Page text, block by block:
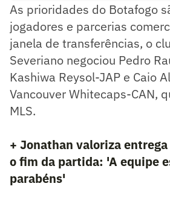
As prioridades do Botafogo
jogadores e parcerias
janela de transferências, o
Severiano negociou Pedro
Kashiwa Reysol-JAP e Caio
Vancouver Whitecaps-CAN,
MLS.
+ Jonathan valoriza
o fim da partida: 'A equipe
parabéns'